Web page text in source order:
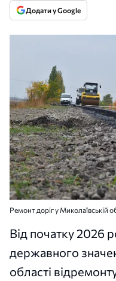
Додати у Google
Ремонт доріг у Миколаївській
Від початку 2026
державного
області